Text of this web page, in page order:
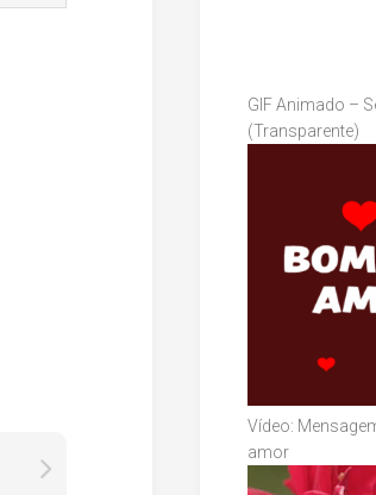
GIF Animado –
(Transparente)
Vídeo:
amor